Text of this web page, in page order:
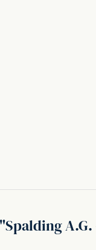
Spalding